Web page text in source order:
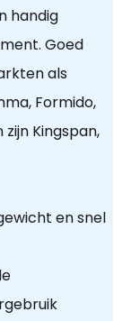
handig
Goed
als
Formido,
Kingspan,
en snel